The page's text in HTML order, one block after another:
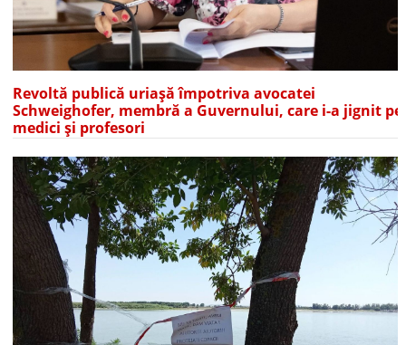
Revoltă publică uriașă împotriva avocatei
Schweighofer, membră a Guvernului, care i-a jignit pe
medici și profesori